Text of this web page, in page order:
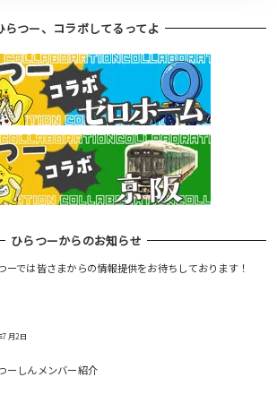
らつー、コラボしてるってよ
ひらつーからのお知らせ
ーでは皆さまからの情報提供をお待ちしております！
7月2日
ーしんメンバー紹介